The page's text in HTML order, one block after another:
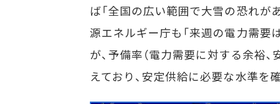
ば「全国の広い範囲で大雪の恐れが
源エネルギー庁も「来週の電力需要
が、予備率（電力需要に対する余裕
えており、安定供給に必要な水準を